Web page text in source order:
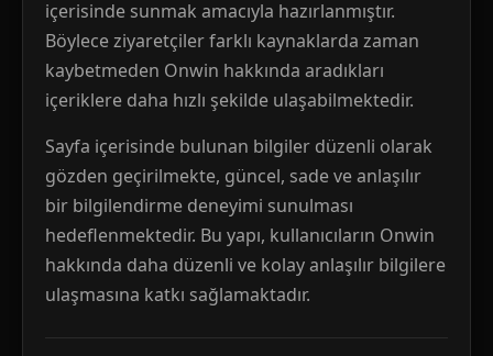
içerisinde sunmak amacıyla hazırlanmıştır.
Böylece ziyaretçiler farklı kaynaklarda zaman
kaybetmeden Onwin hakkında aradıkları
içeriklere daha hızlı şekilde ulaşabilmektedir.
Sayfa içerisinde bulunan bilgiler düzenli olarak
gözden geçirilmekte, güncel, sade ve anlaşılır
bir bilgilendirme deneyimi sunulması
hedeflenmektedir. Bu yapı, kullanıcıların Onwin
hakkında daha düzenli ve kolay anlaşılır bilgilere
ulaşmasına katkı sağlamaktadır.